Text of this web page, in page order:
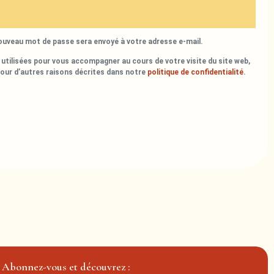
mot de passe sera envoyé à votre adresse e-mail.
pour vous accompagner au cours de votre visite du site web,
d’autres raisons décrites dans notre politique de confidentialité.
Abonnez-vous et découvrez :